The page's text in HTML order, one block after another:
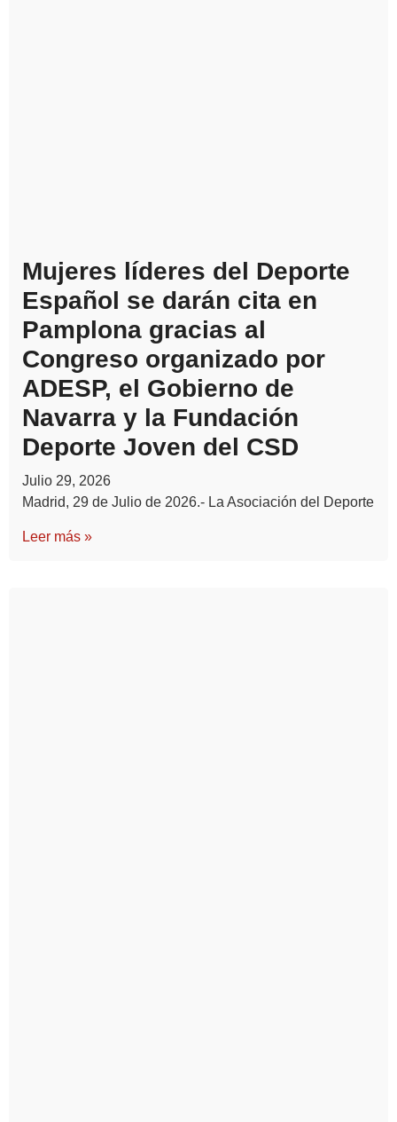
Mujeres líderes del Deporte
Español se darán cita en
Pamplona gracias al
Congreso organizado por
ADESP, el Gobierno de
Navarra y la Fundación
Deporte Joven del CSD
Julio 29, 2026
Madrid, 29 de Julio de 2026.- La Asociación del Deporte
Leer más »